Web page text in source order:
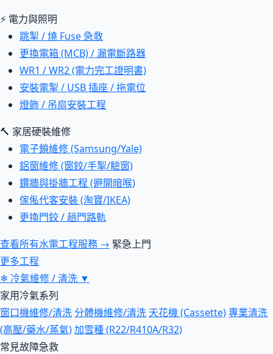
⚡ 電力與照明
跳掣 / 燒 Fuse 急救
更換電箱 (MCB) / 漏電斷路器
WR1 / WR2 (電力完工證明書)
安裝電掣 / USB 插座 / 拖電位
燈飾 / 吊扇安裝工程
🔨 家居硬裝維修
電子鎖維修 (Samsung/Yale)
鋁窗維修 (窗鉸/手掣/驗窗)
鑽牆與掛牆工程 (避開暗喉)
傢俬代客安裝 (淘寶/IKEA)
更換門鉸 / 趟門路軌
查看所有水電工程服務 → 緊急上門
更多工程
❄ 冷氣維修 / 清洗 ▼
家用冷氣系列
窗口機維修/清洗 分體機維修/清洗 天花機 (Cassette)專業清洗
(高壓/藥水/蒸氣)加雪種 (R22/R410A/R32)
常見故障急救